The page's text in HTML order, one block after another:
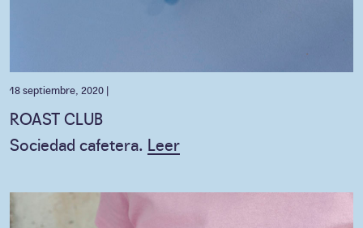
18 septiembre, 2020 |
ROAST CLUB
Sociedad cafetera. Leer